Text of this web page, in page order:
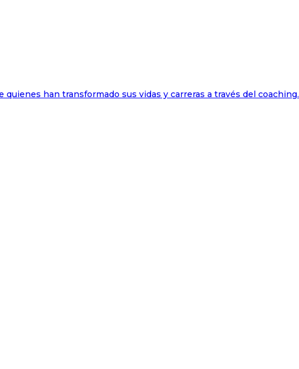
quienes han transformado sus vidas y carreras a través del coaching.